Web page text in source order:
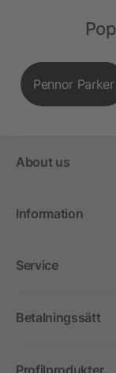
Pennor Parker
About us
Information
Service
Betalningssätt
Profilprodukter